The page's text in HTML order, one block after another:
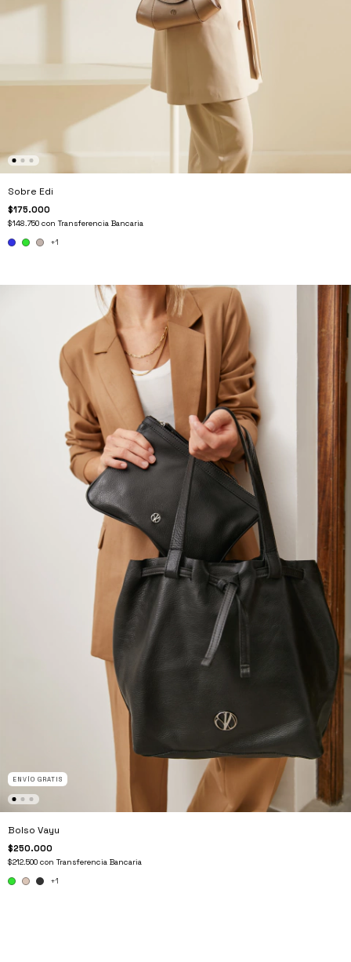
Sobre Edi
$175.000
$148.750 con Transferencia Bancaria
+1
ENVÍO GRATIS
Bolso Vayu
$250.000
$212.500 con Transferencia Bancaria
+1